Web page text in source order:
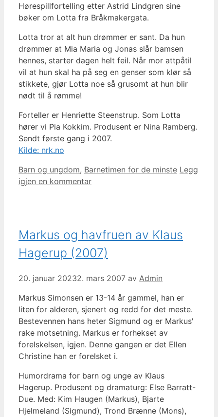
Hørespillfortelling etter Astrid Lindgren sine
bøker om Lotta fra Bråkmakergata.
Lotta tror at alt hun drømmer er sant. Da hun
drømmer at Mia Maria og Jonas slår bamsen
hennes, starter dagen helt feil. Når mor attpåtil
vil at hun skal ha på seg en genser som klør så
stikkete, gjør Lotta noe så grusomt at hun blir
nødt til å rømme!
Forteller er Henriette Steenstrup. Som Lotta
hører vi Pia Kokkim. Produsent er Nina Ramberg.
Sendt første gang i 2007.
Kilde: nrk.no
Kategorier
Barn og ungdom, Barnetimen for de minste Legg
igjen en kommentar
Markus og havfruen av Klaus
Hagerup (2007)
20. januar 20232. mars 2007 av Admin
Markus Simonsen er 13-14 år gammel, han er
liten for alderen, sjenert og redd for det meste.
Bestevennen hans heter Sigmund og er Markus'
rake motsetning. Markus er forhekset av
forelskelsen, igjen. Denne gangen er det Ellen
Christine han er forelsket i.
Humordrama for barn og unge av Klaus
Hagerup. Produsent og dramaturg: Else Barratt-
Due. Med: Kim Haugen (Markus), Bjarte
Hjelmeland (Sigmund), Trond Brænne (Mons),